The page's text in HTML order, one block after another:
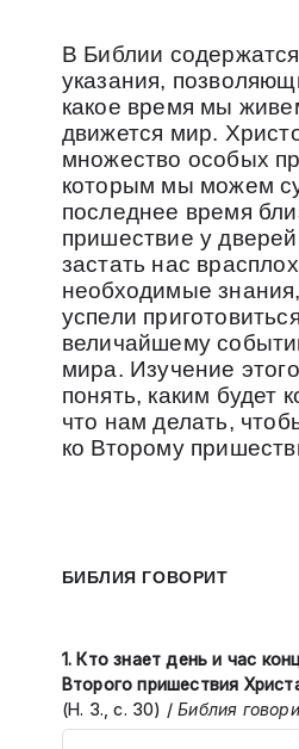
В Библии
указания,
какое время мы
движется мир.
множество особых
которым мы можем
последнее время
пришествие у
застать нас
необходимые
успели
величайшему
мира. Изучение
понять, каким будет
что нам делать,
ко Второму
БИБЛИЯ ГОВОРИТ
1. Кто знает день и час
Второго пришествия
(Н. З., с. 30) /Библия